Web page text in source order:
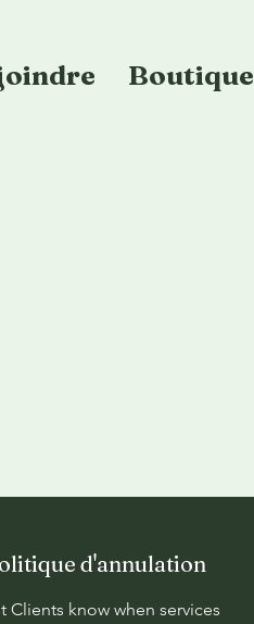
Boutique
d'annulation
Clients know when services